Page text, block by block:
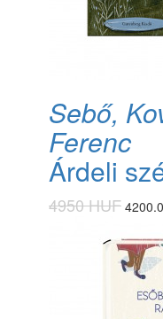
Sebő,
Ferenc
Árdeli
4950 HUF